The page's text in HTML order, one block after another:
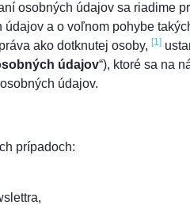
osobných údajov sa riadime
a o voľnom pohybe
ako dotknutej osoby, [1]
údajov“), ktoré sa na
údajov.
prípadoch: